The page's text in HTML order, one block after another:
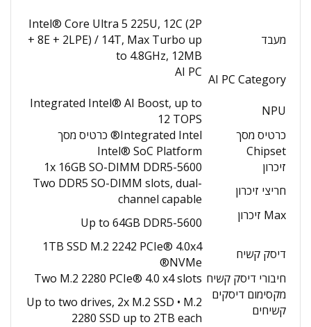
מעבד
Intel® Core Ultra 5 225U, 12C (2P
+ 8E + 2LPE) / 14T, Max Turbo up
to 4.8GHz, 12MB
AI PC Category
AI PC
NPU
Integrated Intel® AI Boost, up to
12 TOPS
כרטיס מסך
Integrated Intel® כרטיס מסך
Chipset
Intel® SoC Platform
זיכרון
1x 16GB SO-DIMM DDR5-5600
חריצי זיכרון
Two DDR5 SO-DIMM slots, dual-
channel capable
Max זיכרון
Up to 64GB DDR5-5600
דיסק קשיח
1TB SSD M.2 2242 PCIe® 4.0x4
NVMe®
חיבורי דיסק קשיח Two M.2 2280 PCIe® 4.0 x4 slots
מקסימום דיסקים
קשיחים
Up to two drives, 2x M.2 SSD • M.2
2280 SSD up to 2TB each